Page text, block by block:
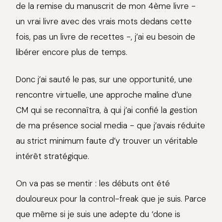
de la remise du manuscrit de mon 4ème livre -
un vrai livre avec des vrais mots dedans cette
fois, pas un livre de recettes -, j’ai eu besoin de
libérer encore plus de temps.
Donc j’ai sauté le pas, sur une opportunité, une
rencontre virtuelle, une approche maline d’une
CM qui se reconnaîtra, à qui j’ai confié la gestion
de ma présence social media - que j’avais réduite
au strict minimum faute d’y trouver un véritable
intérêt stratégique.
On va pas se mentir : les débuts ont été
douloureux pour la control-freak que je suis. Parce
que même si je suis une adepte du ‘done is